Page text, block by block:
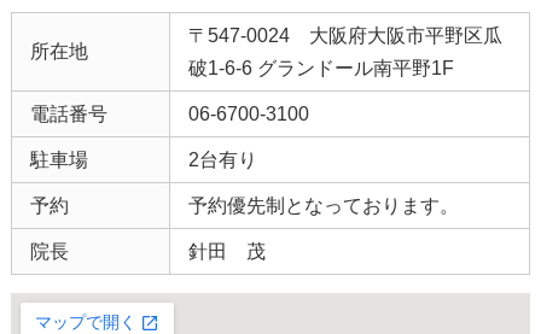
所在地
〒547-0024 大阪府大阪市平野区瓜
破1-6-6 グランドール南平野1F
電話番号 06-6700-3100
駐車場 2台有り
予約 予約優先制となっております。
院長 針田 茂